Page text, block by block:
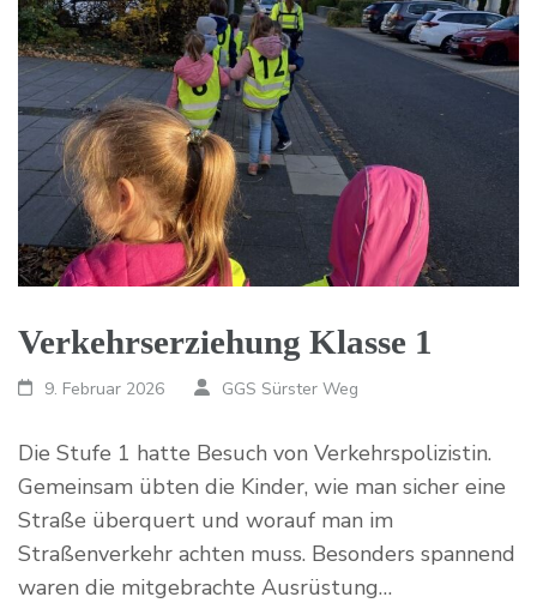
Verkehrserziehung Klasse 1
9. Februar 2026 GGS Sürster Weg
Die Stufe 1 hatte Besuch von Verkehrspolizistin.
Gemeinsam übten die Kinder, wie man sicher eine
Straße überquert und worauf man im
Straßenverkehr achten muss. Besonders spannend
waren die mitgebrachte Ausrüstung…